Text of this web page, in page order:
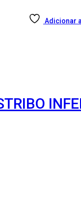
Adicionar